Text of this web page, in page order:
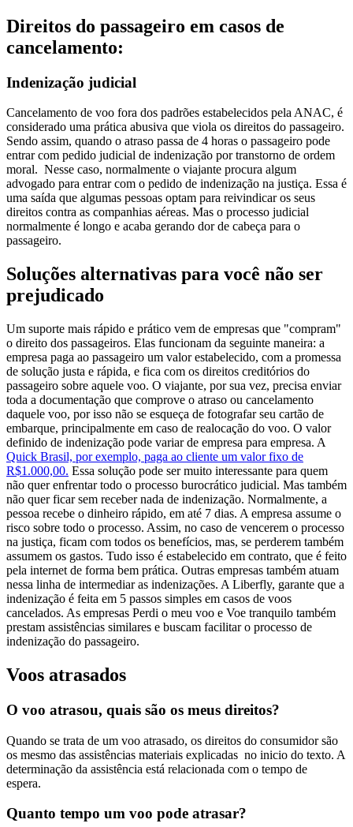
Direitos do passageiro em casos de
cancelamento:
Indenização judicial
Cancelamento de voo fora dos padrões estabelecidos pela ANAC, é
considerado uma prática abusiva que viola os direitos do passageiro.
Sendo assim, quando o atraso passa de 4 horas o passageiro pode
entrar com pedido judicial de indenização por transtorno de ordem
moral. Nesse caso, normalmente o viajante procura algum
advogado para entrar com o pedido de indenização na justiça. Essa é
uma saída que algumas pessoas optam para reivindicar os seus
direitos contra as companhias aéreas. Mas o processo judicial
normalmente é longo e acaba gerando dor de cabeça para o
passageiro.
Soluções alternativas para você não ser
prejudicado
Um suporte mais rápido e prático vem de empresas que "compram"
o direito dos passageiros. Elas funcionam da seguinte maneira: a
empresa paga ao passageiro um valor estabelecido, com a promessa
de solução justa e rápida, e fica com os direitos creditórios do
passageiro sobre aquele voo. O viajante, por sua vez, precisa enviar
toda a documentação que comprove o atraso ou cancelamento
daquele voo, por isso não se esqueça de fotografar seu cartão de
embarque, principalmente em caso de realocação do voo. O valor
definido de indenização pode variar de empresa para empresa. A
Quick Brasil, por exemplo, paga ao cliente um valor fixo de
R$1.000,00. Essa solução pode ser muito interessante para quem
não quer enfrentar todo o processo burocrático judicial. Mas também
não quer ficar sem receber nada de indenização. Normalmente, a
pessoa recebe o dinheiro rápido, em até 7 dias. A empresa assume o
risco sobre todo o processo. Assim, no caso de vencerem o processo
na justiça, ficam com todos os benefícios, mas, se perderem também
assumem os gastos. Tudo isso é estabelecido em contrato, que é feito
pela internet de forma bem prática. Outras empresas também atuam
nessa linha de intermediar as indenizações. A Liberfly, garante que a
indenização é feita em 5 passos simples em casos de voos
cancelados. As empresas Perdi o meu voo e Voe tranquilo também
prestam assistências similares e buscam facilitar o processo de
indenização do passageiro.
Voos atrasados
O voo atrasou, quais são os meus direitos?
Quando se trata de um voo atrasado, os direitos do consumidor são
os mesmo das assistências materiais explicadas no inicio do texto. A
determinação da assistência está relacionada com o tempo de
espera.
Quanto tempo um voo pode atrasar?